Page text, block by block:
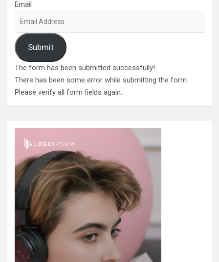
Email
Submit
The form has been submitted successfully!
There has been some error while submitting the form.
Please verify all form fields again.